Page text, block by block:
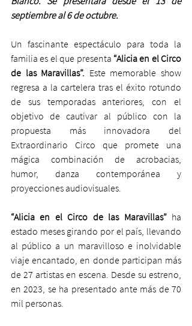
septiembre al 6 de octubre.
Un fascinante espectáculo para toda la
familia es el que presenta “Alicia en el Circo
de las Maravillas”. Este memorable show
regresa a la cartelera tras el éxito rotundo
de sus temporadas anteriores, con el
objetivo de cautivar al público con la
propuesta más innovadora del
Extraordinario Circo que promete una
mágica combinación de acrobacias,
humor, danza contemporánea y
proyecciones audiovisuales.
“Alicia en el Circo de las Maravillas” ha
estado meses girando por el país, llevando
al público a un maravilloso e inolvidable
viaje encantado, en donde participan más
de 27 artistas en escena. Desde su estreno,
en 2023, se ha presentado ante más de 70
mil personas.